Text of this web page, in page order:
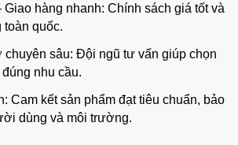
Giao hàng nhanh: Chính sách giá tốt và
toàn quốc.
chuyên sâu: Đội ngũ tư vấn giúp chọn
nhu cầu.
Cam kết sản phẩm đạt tiêu chuẩn, bảo
dùng và môi trường.